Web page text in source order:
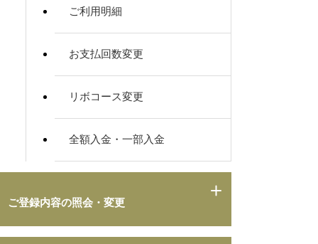
ご利用明細
お支払回数変更
リボコース変更
全額入金・一部入金
ご登録内容の照会・変更